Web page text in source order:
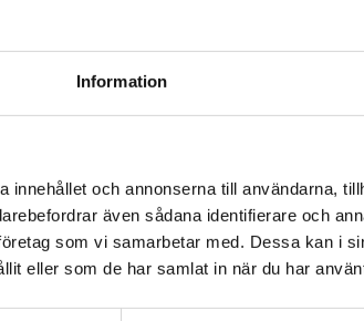
Information
innehållet och annonserna till användarna,
även sådana identifierare och
som vi samarbetar med. Dessa kan i
eller som de har samlat in när du har
fraktregion
att du besöker studentlitteratur.se via en
Vi erbjuder inte leveranser utanför
kunna slutföra ett köp måste
vara i Sverige.Läs mer
Produkter